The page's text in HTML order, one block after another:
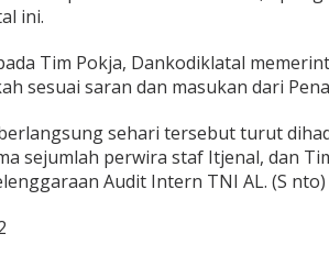
ini.
Tim Pokja, Dankodiklatal
sesuai saran dan masukan dari
sehari tersebut turut
sejumlah perwira staf Itjenal, dan
Audit Intern TNI AL. (S nto)